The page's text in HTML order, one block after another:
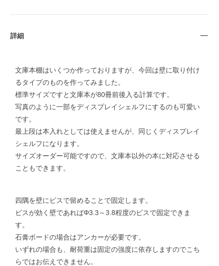
詳細
文庫本棚はいくつか作っておりますが、今回は壁に取り付け
るタイプのものを作ってみました。
標準サイズですと文庫本が80冊前後入る計算です。
写真のように一部をディスプレイシェルフにするのも可愛い
です。
最上段は本入れとしては使えませんが、同じくディスプレイ
シェルフになります。
サイズオーダー可能ですので、文庫本以外の本に対応させる
こともできます。
四隅を壁にビスで留めることで固定します。
ビスが効く壁であればΦ3.3～3.8程度のビスで固定できま
す。
石膏ボードの場合はアンカーが必要です。
いずれの場合も、耐荷重は固定の強度に依存しますのでこち
らではお伝えできません。